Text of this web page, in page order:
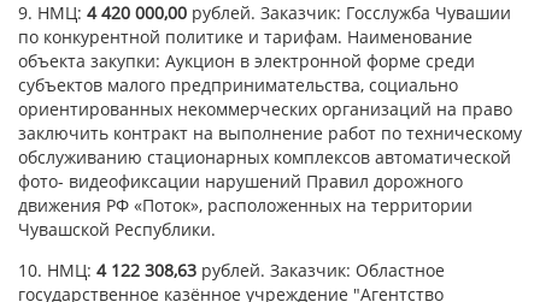
9. НМЦ: 4 420 000,00 рублей. Заказчик: Госслужба Чувашии
по конкурентной политике и тарифам. Наименование
объекта закупки: Аукцион в электронной форме среди
субъектов малого предпринимательства, социально
ориентированных некоммерческих организаций на право
заключить контракт на выполнение работ по техническому
обслуживанию стационарных комплексов автоматической
фото- видеофиксации нарушений Правил дорожного
движения РФ «Поток», расположенных на территории
Чувашской Республики.
10. НМЦ: 4 122 308,63 рублей. Заказчик: Областное
государственное казённое учреждение "Агентство